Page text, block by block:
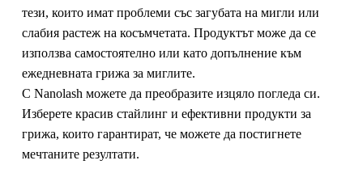
тези, които имат проблеми със загубата на мигли или
слабия растеж на косъмчетата. Продуктът може да се
използва самостоятелно или като допълнение към
ежедневната грижа за миглите.
С Nanolash можете да преобразите изцяло погледа си.
Изберете красив стайлинг и ефективни продукти за
грижа, които гарантират, че можете да постигнете
мечтаните резултати.